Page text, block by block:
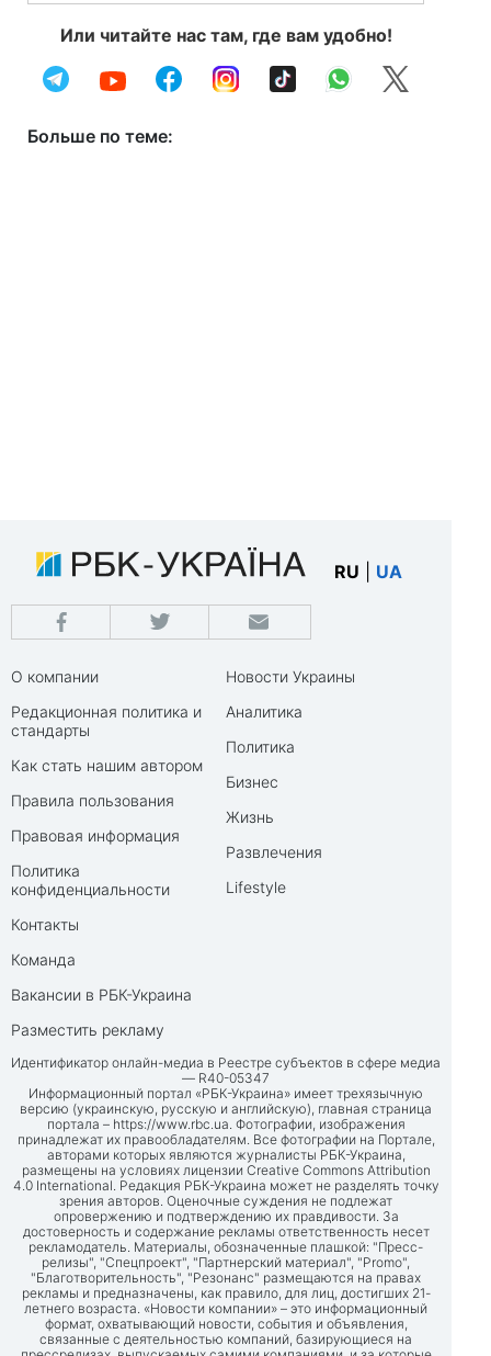
Или читайте нас там, где вам удобно!
Больше по теме:
RU UA
О компании
Редакционная политика и
стандарты
Как стать нашим автором
Правила пользования
Правовая информация
Политика
конфиденциальности
Контакты
Команда
Вакансии в РБК-Украина
Разместить рекламу
Новости Украины
Аналитика
Политика
Бизнес
Жизнь
Развлечения
Lifestyle
Идентификатор онлайн-медиа в Реестре субъектов в сфере медиа
— R40-05347
Информационный портал «РБК-Украина» имеет трехязычную
версию (украинскую, русскую и английскую), главная страница
портала – https://www.rbc.ua. Фотографии, изображения
принадлежат их правообладателям. Все фотографии на Портале,
авторами которых являются журналисты РБК-Украина,
размещены на условиях лицензии Creative Commons Attribution
4.0 International. Редакция РБК-Украина может не разделять точку
зрения авторов. Оценочные суждения не подлежат
опровержению и подтверждению их правдивости. За
достоверность и содержание рекламы ответственность несет
рекламодатель. Материалы, обозначенные плашкой: "Пресс-
релизы", "Спецпроект", "Партнерский материал", "Promo",
"Благотворительность", "Резонанс" размещаются на правах
рекламы и предназначены, как правило, для лиц, достигших 21-
летнего возраста. «Новости компании» – это информационный
формат, охватывающий новости, события и объявления,
связанные с деятельностью компаний, базирующиеся на